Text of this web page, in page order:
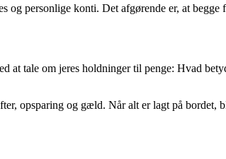
personlige konti. Det afgørende er, at begge
at tale om jeres holdninger til penge: Hvad
opsparing og gæld. Når alt er lagt på